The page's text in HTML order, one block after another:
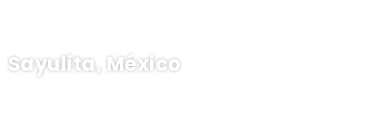
Sayulita, México